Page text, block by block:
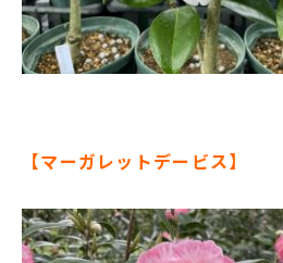
【マーガレットデービス】